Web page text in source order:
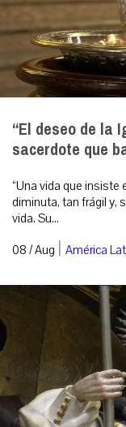
“El deseo de la
sacerdote que
“Una vida que insiste
diminuta, tan frágil y,
vida. Su...
08 / Aug | América